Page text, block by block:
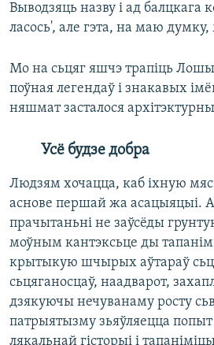
Выводзяць назву і ад балцкага
ласось', але гэта, на маю
Мо на сьцяг яшчэ трапіць
поўная легендаў і знакавых
няшмат засталося
Усё будзе добра
Людзям хочацца, каб іхную
аснове першай жа асацыяцыі.
прачытаньні не заўсёды
моўным кантэксьце ды
крытыкую шчырых аўтараў
сьцяганосцаў, наадварот,
дзякуючы нечуванаму росту
патрыятызму зьяўляецца
лякальнай гісторыі і